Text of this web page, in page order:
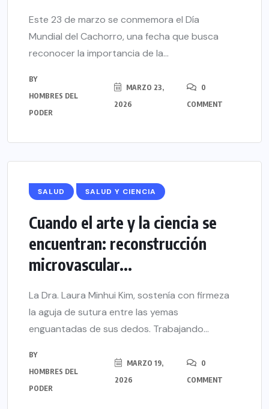
Este 23 de marzo se conmemora el Día
Mundial del Cachorro, una fecha que busca
reconocer la importancia de la...
BY
HOMBRES DEL
PODER
MARZO 23,
2026
0
COMMENT
SALUD SALUD Y CIENCIA
Cuando el arte y la ciencia se
encuentran: reconstrucción
microvascular...
La Dra. Laura Minhui Kim, sostenía con firmeza
la aguja de sutura entre las yemas
enguantadas de sus dedos. Trabajando...
BY
HOMBRES DEL
PODER
MARZO 19,
2026
0
COMMENT